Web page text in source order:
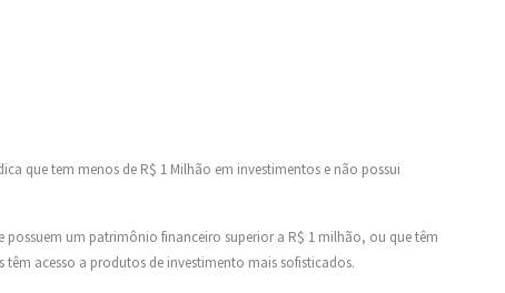
que tem menos de R$ 1 Milhão em investimentos e não possui
possuem um patrimônio financeiro superior a R$ 1 milhão, ou que têm
acesso a produtos de investimento mais sofisticados.